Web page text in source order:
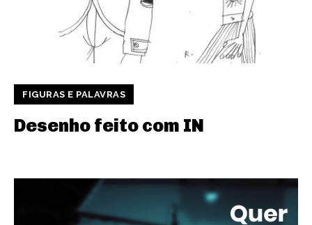
FIGURAS E PALAVRAS
Desenho feito com IN